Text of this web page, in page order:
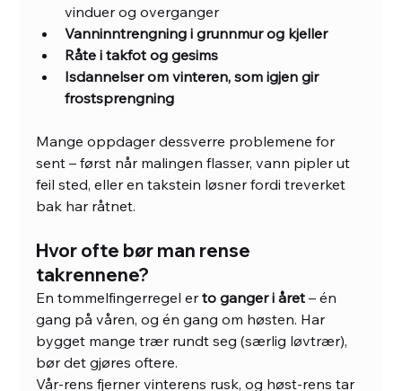
vinduer og overganger
Vanninntrengning i grunnmur og kjeller
Råte i takfot og gesims
Isdannelser om vinteren, som igjen gir
frostsprengning
Mange oppdager dessverre problemene for
sent – først når malingen flasser, vann pipler ut
feil sted, eller en takstein løsner fordi treverket
bak har råtnet.
Hvor ofte bør man rense
takrennene?
En tommelfingerregel er to ganger i året – én
gang på våren, og én gang om høsten. Har
bygget mange trær rundt seg (særlig løvtrær),
bør det gjøres oftere.
Vår-rens fjerner vinterens rusk, og høst-rens tar